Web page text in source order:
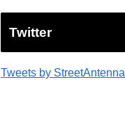
Twitter
Tweets by StreetAntenna